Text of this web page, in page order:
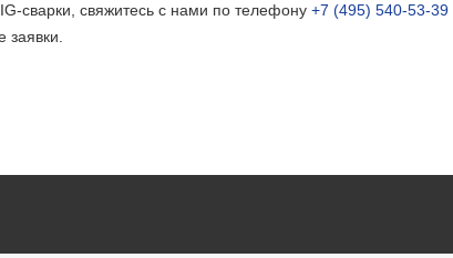
сварки, свяжитесь с нами по телефону +7 (495) 540-53-39